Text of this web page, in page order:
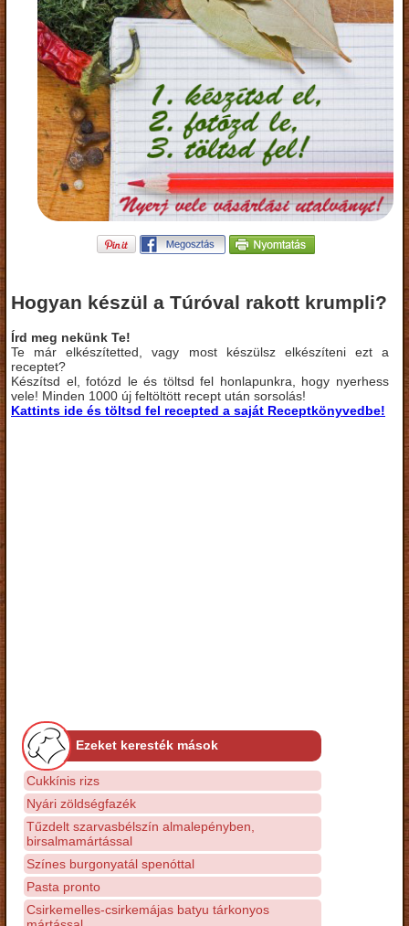
Hogyan készül a Túróval rakott krumpli?
Írd meg nekünk Te!
Te már elkészítetted, vagy most készülsz elkészíteni ezt a
receptet?
Készítsd el, fotózd le és töltsd fel honlapunkra, hogy nyerhess
vele! Minden 1000 új feltöltött recept után sorsolás!
Kattints ide és töltsd fel recepted a saját Receptkönyvedbe!
Ezeket keresték mások
Cukkínis rizs
Nyári zöldségfazék
Tűzdelt szarvasbélszín almalepényben,
birsalmamártással
Színes burgonyatál spenóttal
Pasta pronto
Csirkemelles-csirkemájas batyu tárkonyos